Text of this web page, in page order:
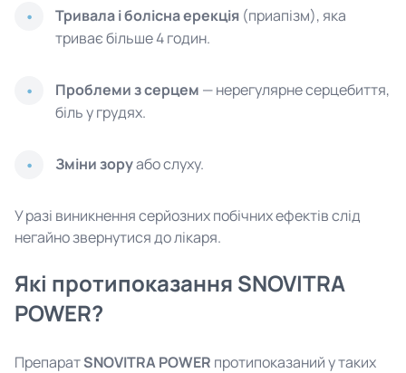
Тривала і болісна ерекція (приапізм), яка
триває більше 4 годин.
Проблеми з серцем — нерегулярне серцебиття,
біль у грудях.
Зміни зоруабо слуху.
У разі виникнення серйозних побічних ефектів слід
негайно звернутися до лікаря.
Які протипоказання SNOVITRA
POWER?
ПрепаратSNOVITRA POWER протипоказаний у таких